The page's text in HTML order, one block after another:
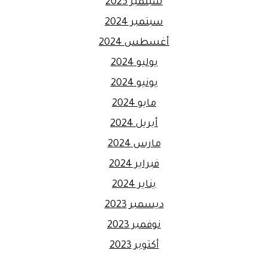
سبتمبر 2025
سبتمبر 2024
أغسطس 2024
يوليو 2024
يونيو 2024
مايو 2024
أبريل 2024
مارس 2024
فبراير 2024
يناير 2024
ديسمبر 2023
نوفمبر 2023
أكتوبر 2023